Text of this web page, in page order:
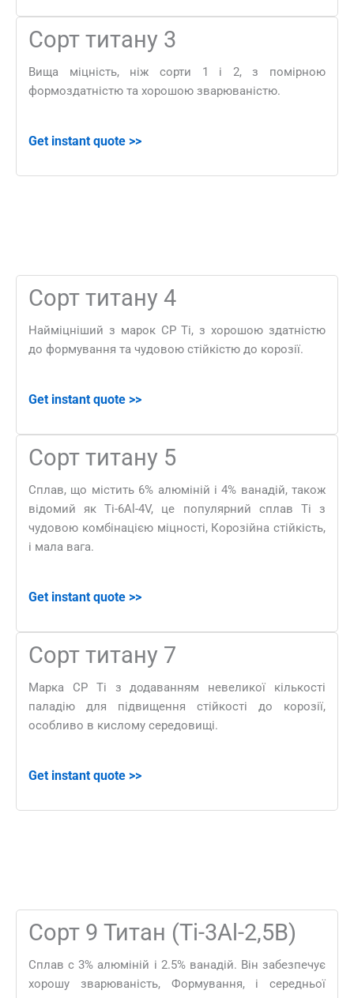
Сорт титану 3
Вища міцність, ніж сорти 1 і 2, з помірною
формоздатністю та хорошою зварюваністю.
Get instant quote >>
Сорт титану 4
Найміцніший з марок CP Ti, з хорошою здатністю
до формування та чудовою стійкістю до корозії.
Get instant quote >>
Сорт титану 5
Сплав, що містить 6% алюміній і 4% ванадій, також
відомий як Ti-6Al-4V, це популярний сплав Ti з
чудовою комбінацією міцності, Корозійна стійкість,
і мала вага.
Get instant quote >>
Сорт титану 7
Марка CP Ti з додаванням невеликої кількості
паладію для підвищення стійкості до корозії,
особливо в кислому середовищі.
Get instant quote >>
Сорт 9 Титан (Ti-3Al-2,5В)
Сплав с 3% алюміній і 2.5% ванадій. Він забезпечує
хорошу зварюваність, Формування, і середньої